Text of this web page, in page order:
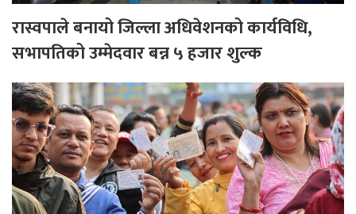
रास्वपाले बनायो जिल्ला अधिवेशनको कार्यविधि,
सभापतिको उम्मेदवार बन्न ५ हजार शुल्क